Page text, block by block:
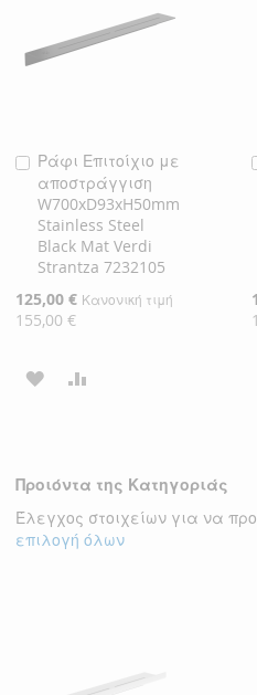
ΕΠΙΘΥΜΙΏΝ
Ράφι Επιτοίχιο με
αποστράγγιση
W700xD93xH50mm
Stainless Steel
Black Mat Verdi
Strantza 7232105
Ειδική
Τιμή
125,00 € Κανονική τιμή
155,00 €
Προσθήκη
στο
Καλάθι
ΠΡΟΣΘΉΚΗ
ΕΠΙΘΥΜΙΏΝ
Προιόντα της Κατηγοριάς
Έλεγχος στοιχείων για να
επιλογή όλων